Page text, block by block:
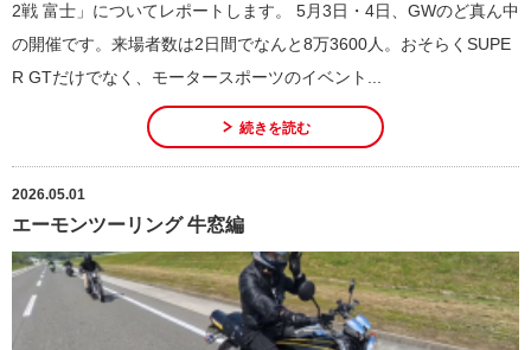
2戦 富士」についてレポートします。 5月3日・4日、GWのど真ん中
の開催です。来場者数は2日間でなんと8万3600人。おそらくSUPE
R GTだけでなく、モータースポーツのイベント...
続きを読む
2026.05.01
エーモンツーリング 牛窓編